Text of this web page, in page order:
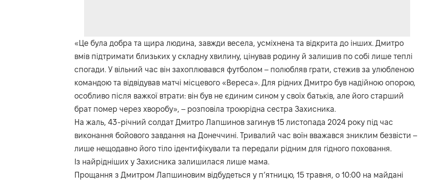
«Це була добра та щира людина, завжди весела, усміхнена та відкрита до інших. Дмитро
вмів підтримати близьких у складну хвилину, цінував родину й залишив по собі лише теплі
спогади. У вільний час він захоплювався футболом – полюбляв грати, стежив за улюбленою
командою та відвідував матчі місцевого «Вереса». Для рідних Дмитро був надійною опорою,
особливо після важкої втрати: він був не єдиним сином у своїх батьків, але його старший
брат помер через хворобу», – розповіла троюрідна сестра Захисника.
На жаль, 43-річний солдат Дмитро Лапшинов загинув 15 листопада 2024 року під час
виконання бойового завдання на Донеччині. Тривалий час воїн вважався зниклим безвісти –
лише нещодавно його тіло ідентифікували та передали рідним для гідного поховання.
Із найрідніших у Захисника залишилася лише мама.
Прощання з Дмитром Лапшиновим відбудеться у п’ятницю, 15 травня, о 10:00 на майдані